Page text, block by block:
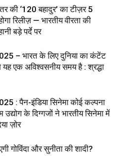
की ‘120 बहादुर’ का टीज़र 5
रिलीज़ — भारतीय वीरता की
बड़े पर्दे पर
– भारत के लिए दुनिया का कंटेंट
एक अविश्वसनीय समय है : श्रद्धा
: पैन-इंडिया सिनेमा कोई कल्पना
उद्योग के दिग्गजों ने भारतीय सिनेमा में
ज़ोर
गोविंदा और सुनीता की शादी?